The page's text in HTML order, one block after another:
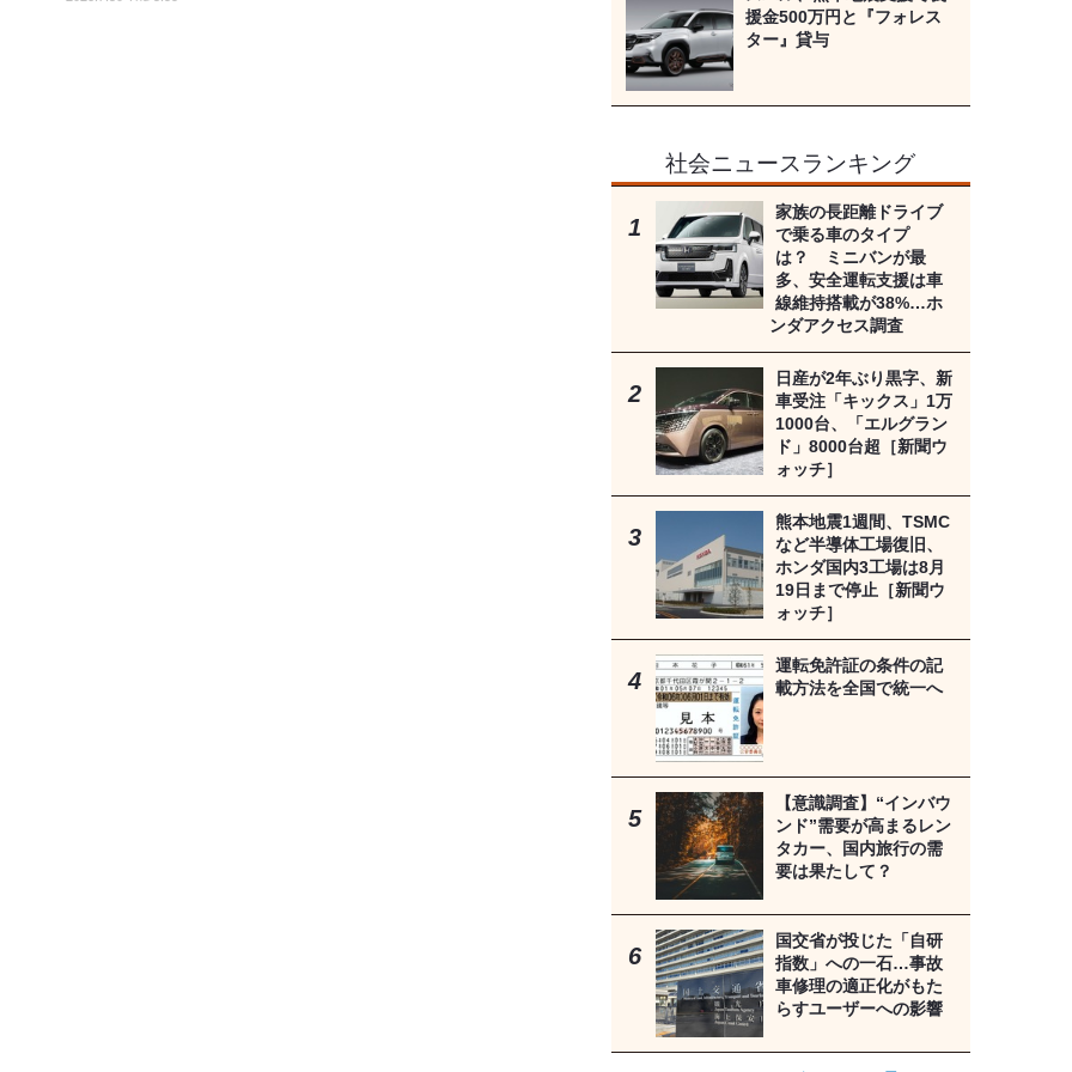
援金500万円と『フォレス
ター』貸与
社会ニュースランキング
家族の長距離ドライブ
で乗る車のタイプ
は？ ミニバンが最
多、安全運転支援は車
線維持搭載が38%…ホ
ンダアクセス調査
日産が2年ぶり黒字、新
車受注「キックス」1万
1000台、「エルグラン
ド」8000台超［新聞ウ
ォッチ］
熊本地震1週間、TSMC
など半導体工場復旧、
ホンダ国内3工場は8月
19日まで停止［新聞ウ
ォッチ］
運転免許証の条件の記
載方法を全国で統一へ
【意識調査】“インバウ
ンド”需要が高まるレン
タカー、国内旅行の需
要は果たして？
国交省が投じた「自研
指数」への一石…事故
車修理の適正化がもた
らすユーザーへの影響